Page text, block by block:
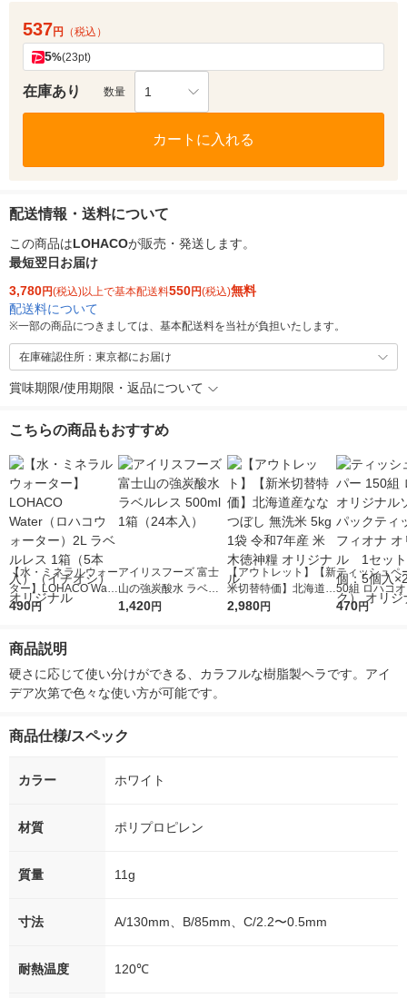
537円 （税込）
5%(23pt)
在庫あり 数量 1
カートに入れる
配送情報・送料について
この商品はLOHACOが販売・発送します。
最短翌日お届け
3,780円(税込)以上で基本配送料550円(税込)無料
配送料について
※一部の商品につきましては、基本配送料を当社が負担いたします。
在庫確認住所：東京都にお届け
賞味期限/使用期限・返品について
こちらの商品もおすすめ
【水・ミネラルウォー
ター】LOHACO Wate
r（ロハコウォータ
シ） オリジナル
490円
アイリスフーズ 富士
山の強炭酸水 ラベル
レス 500ml 1箱（24
1,420円
【アウトレット】【新
米切替特価】北海道産
ななつぼし 無洗米 5k
2,980円
ティッシュペ
50組 ロハコ
ルソフトパッ
オリジナル
470円
商品説明
硬さに応じて使い分けができる、カラフルな樹脂製ヘラです。アイ
デア次第で色々な使い方が可能です。
商品仕様/スペック
カラー ホワイト
材質 ポリプロピレン
質量 11g
寸法 A/130mm、B/85mm、C/2.2〜0.5mm
耐熱温度 120℃